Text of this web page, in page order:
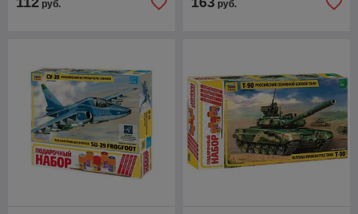
руб. руб.